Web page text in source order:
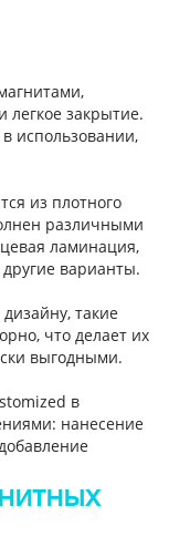
легкое закрытие.
использовании,
из плотного
различными
ламинация,
варианты.
такие
что делает их
выгодными.
в
нанесение